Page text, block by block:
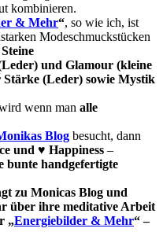
kombinieren.
& Mehr“, so wie ich, ist
Modeschmuckstücken
und Glamour (kleine
(Leder) sowie Mystik
wenn man alle
Blog besucht, dann
und ♥ Happiness –
bunte handgefertigte
zu Monicas Blog und
über ihre meditative Arbeit
„Energiebilder & Mehr“ –